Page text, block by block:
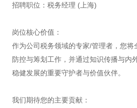
招聘职位：税务经理 (上海)
岗位核心价值：
作为公司税务领域的专家/管理者，您将
防控与筹划工作，并通过知识传播与内
稳健发展的重要守护者与价值伙伴。
我们期待您的主要贡献：